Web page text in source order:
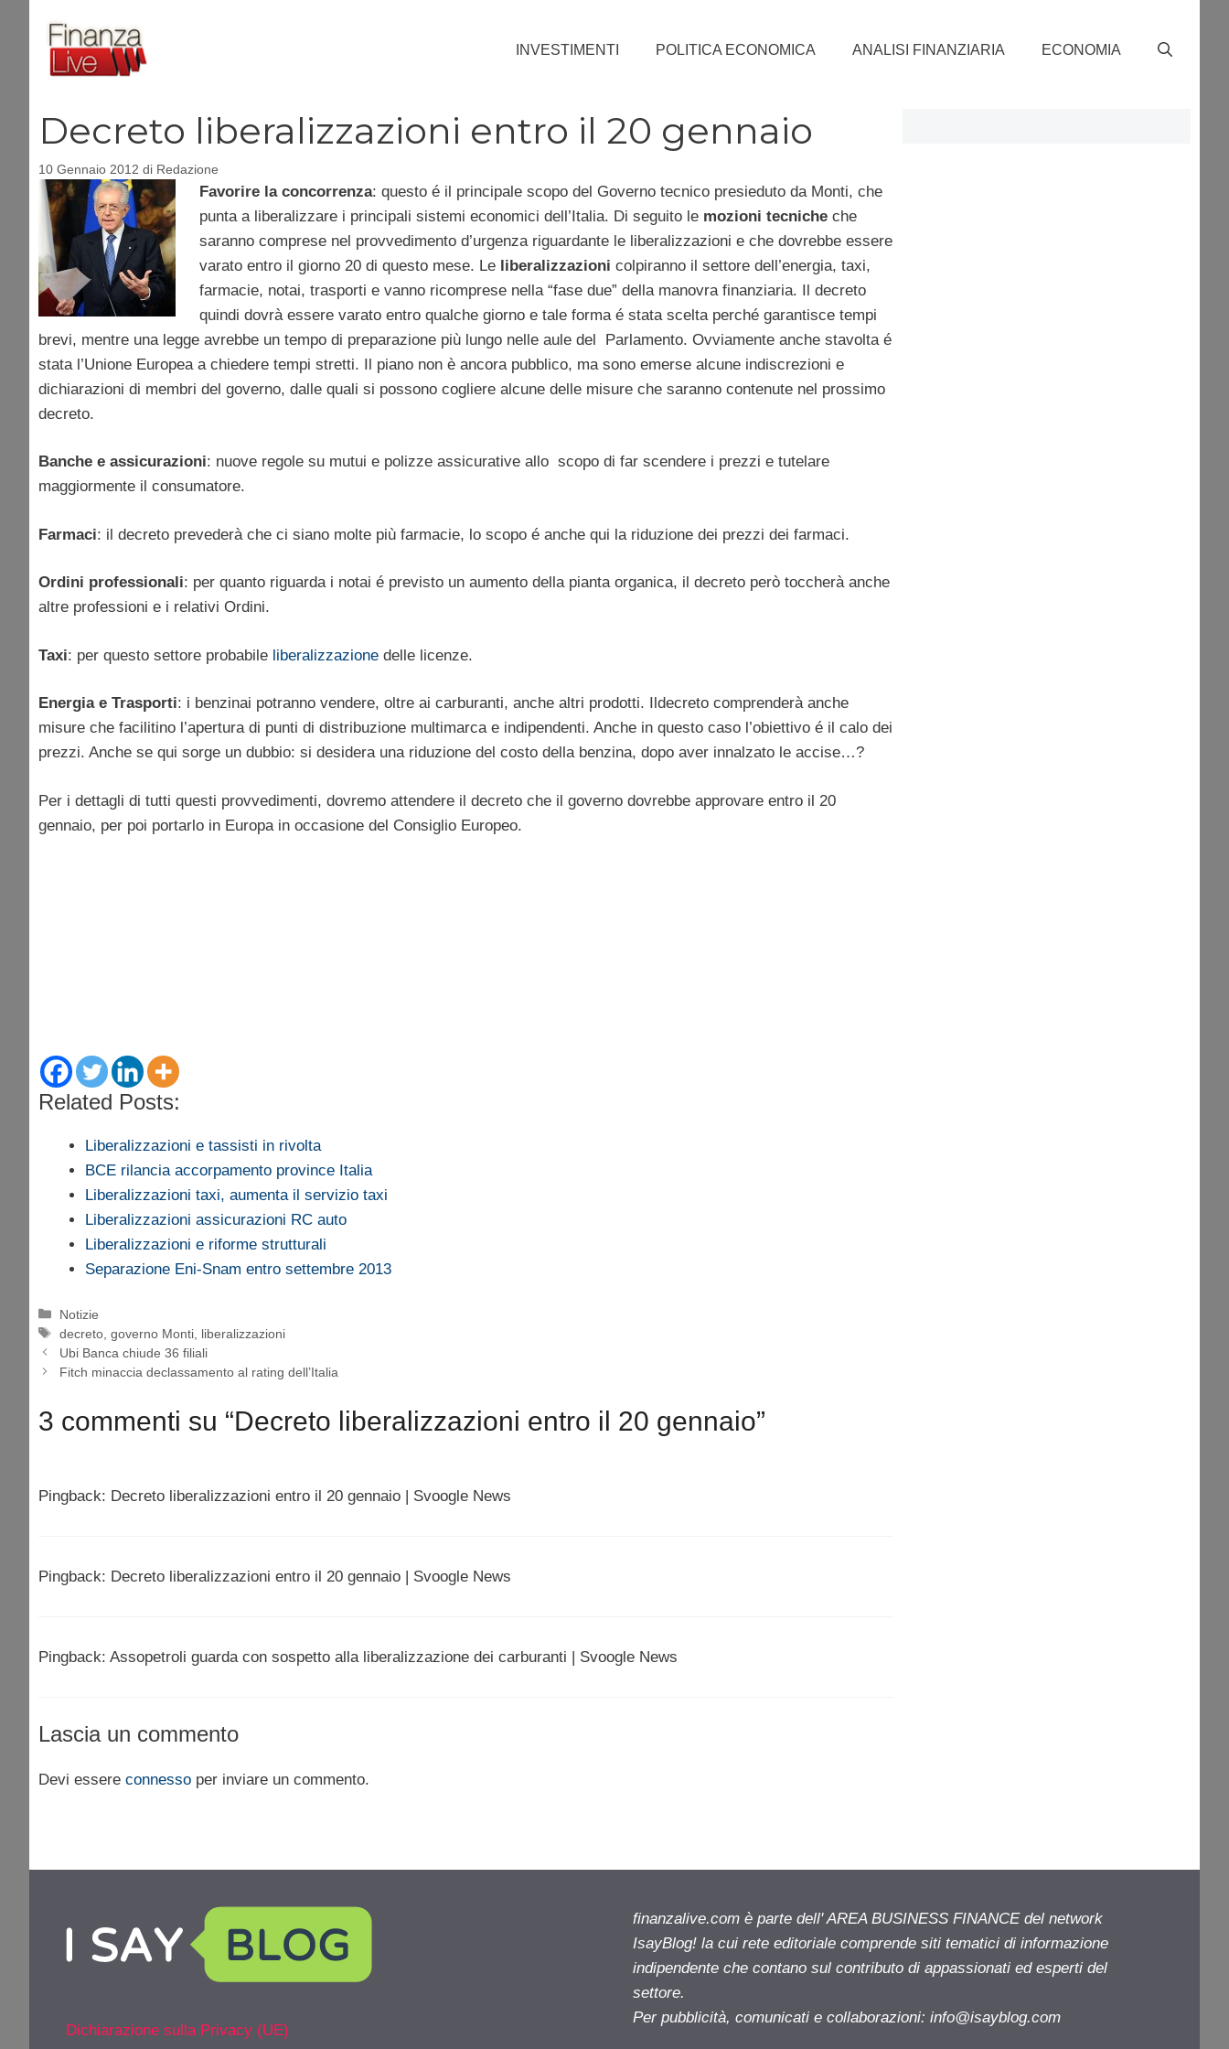
contenuto
INVESTIMENTI POLITICA ECONOMICA ANALISI FINANZIARIA ECONOMIA
Decreto liberalizzazioni entro il 20 gennaio
10 Gennaio 2012 di Redazione
Favorire la concorrenza: questo é il principale scopo del Governo tecnico presieduto da Monti, che
punta a liberalizzare i principali sistemi economici dell’Italia. Di seguito le mozioni tecnicheche
saranno comprese nel provvedimento d’urgenza riguardante le liberalizzazioni e che dovrebbe essere
varato entro il giorno 20 di questo mese. Le liberalizzazioni colpiranno il settore dell’energia, taxi,
farmacie, notai, trasporti e vanno ricomprese nella “fase due” della manovra finanziaria. Il decreto
quindi dovrà essere varato entro qualche giorno e tale forma é stata scelta perché garantisce tempi
brevi, mentre una legge avrebbe un tempo di preparazione più lungo nelle aule del Parlamento. Ovviamente anche stavolta é
stata l’Unione Europea a chiedere tempi stretti. Il piano non è ancora pubblico, ma sono emerse alcune indiscrezioni e
dichiarazioni di membri del governo, dalle quali si possono cogliere alcune delle misure che saranno contenute nel prossimo
decreto.
Banche e assicurazioni: nuove regole su mutui e polizze assicurative allo scopo di far scendere i prezzi e tutelare
maggiormente il consumatore.
Farmaci: il decreto prevederà che ci siano molte più farmacie, lo scopo é anche qui la riduzione dei prezzi dei farmaci.
Ordini professionali: per quanto riguarda i notai é previsto un aumento della pianta organica, il decreto però toccherà anche
altre professioni e i relativi Ordini.
Taxi: per questo settore probabile liberalizzazione delle licenze.
Energia e Trasporti: i benzinai potranno vendere, oltre ai carburanti, anche altri prodotti. Ildecreto comprenderà anche
misure che facilitino l’apertura di punti di distribuzione multimarca e indipendenti. Anche in questo caso l’obiettivo é il calo dei
prezzi. Anche se qui sorge un dubbio: si desidera una riduzione del costo della benzina, dopo aver innalzato le accise…?
Per i dettagli di tutti questi provvedimenti, dovremo attendere il decreto che il governo dovrebbe approvare entro il 20
gennaio, per poi portarlo in Europa in occasione del Consiglio Europeo.
Related Posts:
Liberalizzazioni e tassisti in rivolta
BCE rilancia accorpamento province Italia
Liberalizzazioni taxi, aumenta il servizio taxi
Liberalizzazioni assicurazioni RC auto
Liberalizzazioni e riforme strutturali
Separazione Eni-Snam entro settembre 2013
Categorie
Notizie
Tag
decreto ,governo Monti liberalizzazioni
Ubi Banca chiude 36 filiali
Fitch minaccia declassamento al rating dell’Italia
3 commenti su “Decreto liberalizzazioni entro il 20 gennaio”
Pingback: Decreto liberalizzazioni entro il 20 gennaio | Svoogle News
Pingback: Decreto liberalizzazioni entro il 20 gennaio | Svoogle News
Pingback: Assopetroli guarda con sospetto alla liberalizzazione dei carburanti | Svoogle News
Lascia un commento
Devi essere connesso per inviare un commento.
Dichiarazione sulla Privacy (UE)
finanzalive.com è parte dell' AREA BUSINESS FINANCE del network
IsayBlog! la cui rete editoriale comprende siti tematici di informazione
indipendente che contano sul contributo di appassionati ed esperti del
settore.
Per pubblicità, comunicati e collaborazioni: info@isayblog.com